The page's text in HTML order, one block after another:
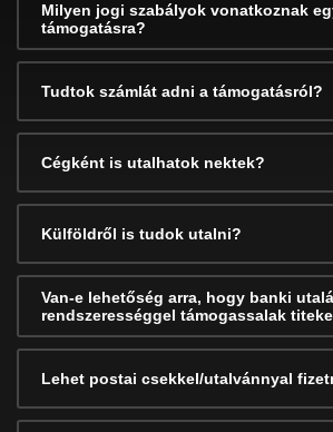
Milyen jogi szabályok vonatkoznak
támogatásra?
Tudtok számlát adni a támogatásról?
Cégként is utalhatok nektek?
Külföldről is tudok utalni?
Van-e lehetőség arra, hogy banki
rendszerességgel támogassalak
Lehet postai csekkel/utalvánnyal